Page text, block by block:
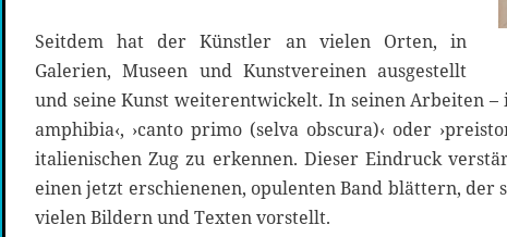
Seitdem hat der Künstler an vielen Orten, in
Galerien, Museen und Kunstvereinen ausgestellt
und seine Kunst weiterentwickelt. In seinen Arbeiten
amphibia‹, ›canto primo (selva obscura)‹ oder
italienischen Zug zu erkennen. Dieser Eindruck
einen jetzt erschienenen, opulenten Band blättern, der
vielen Bildern und Texten vorstellt.